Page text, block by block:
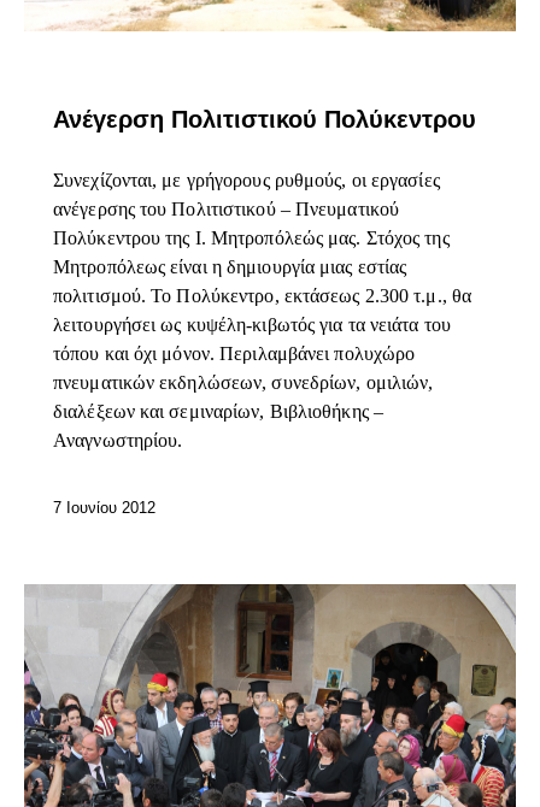
Ανέγερση Πολιτιστικού Πολύκεντρου
Συνεχίζονται, με γρήγορους ρυθμούς, οι εργασίες
ανέγερσης του Πολιτιστικού – Πνευματικού
Πολύκεντρου της Ι. Μητροπόλεώς μας. Στόχος της
Μητροπόλεως είναι η δημιουργία μιας εστίας
πολιτισμού. Το Πολύκεντρο, εκτάσεως 2.300 τ.μ., θα
λειτουργήσει ως κυψέλη-κιβωτός για τα νειάτα του
τόπου και όχι μόνον. Περιλαμβάνει πολυχώρο
πνευματικών εκδηλώσεων, συνεδρίων, ομιλιών,
διαλέξεων και σεμιναρίων, Βιβλιοθήκης –
Αναγνωστηρίου.
7 Ιουνίου 2012